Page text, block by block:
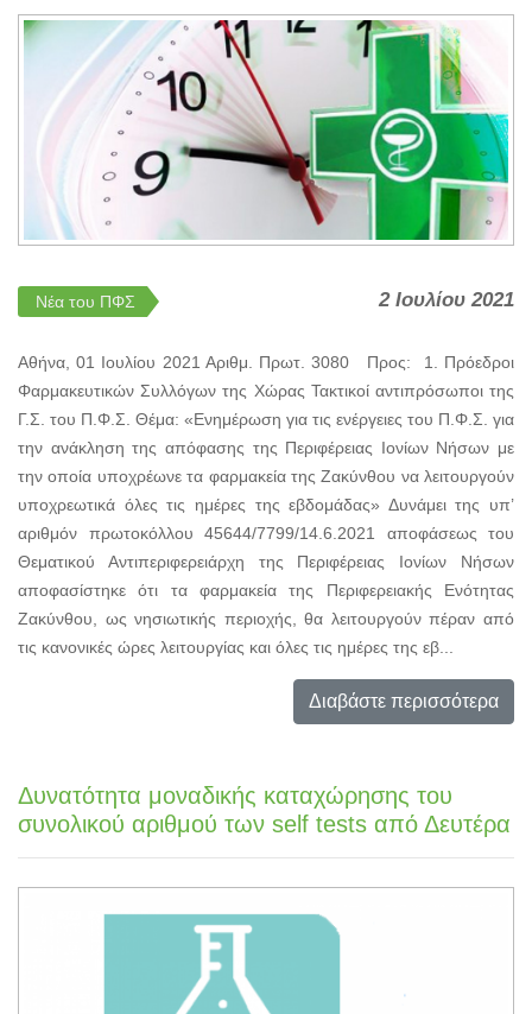
Νέα του ΠΦΣ 2 Ιουλίου 2021
Αθήνα, 01 Ιουλίου 2021 Αριθμ. Πρωτ. 3080 Προς: 1. Πρόεδροι
Φαρμακευτικών Συλλόγων της Χώρας Τακτικοί αντιπρόσωποι της
Γ.Σ. του Π.Φ.Σ. Θέμα: «Ενημέρωση για τις ενέργειες του Π.Φ.Σ. για
την ανάκληση της απόφασης της Περιφέρειας Ιονίων Νήσων με
την οποία υποχρέωνε τα φαρμακεία της Ζακύνθου να λειτουργούν
υποχρεωτικά όλες τις ημέρες της εβδομάδας» Δυνάμει της υπ’
αριθμόν πρωτοκόλλου 45644/7799/14.6.2021 αποφάσεως του
Θεματικού Αντιπεριφερειάρχη της Περιφέρειας Ιονίων Νήσων
αποφασίστηκε ότι τα φαρμακεία της Περιφερειακής Ενότητας
Ζακύνθου, ως νησιωτικής περιοχής, θα λειτουργούν πέραν από
τις κανονικές ώρες λειτουργίας και όλες τις ημέρες της εβ...
Διαβάστε περισσότερα
Δυνατότητα μοναδικής καταχώρησης του
συνολικού αριθμού των self tests από Δευτέρα